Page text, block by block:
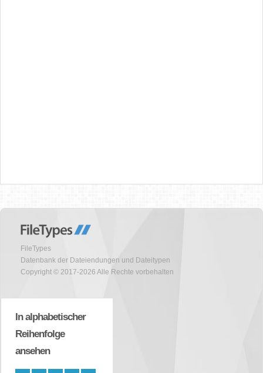
FileTypes
Datenbank der Dateiendungen und Dateitypen
Copyright © 2017-2026 Alle Rechte vorbehalten
In alphabetischer
Reihenfolge
ansehen